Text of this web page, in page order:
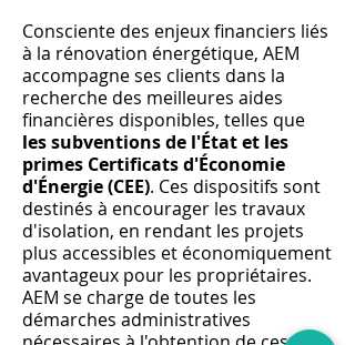
Consciente des enjeux financiers liés
à la rénovation énergétique, AEM
accompagne ses clients dans la
recherche des meilleures aides
financières disponibles, telles que
les subventions de l'État et les
primes Certificats d'Économie
d'Énergie (CEE). Ces dispositifs sont
destinés à encourager les travaux
d'isolation, en rendant les projets
plus accessibles et économiquement
avantageux pour les propriétaires.
AEM se charge de toutes les
démarches administratives